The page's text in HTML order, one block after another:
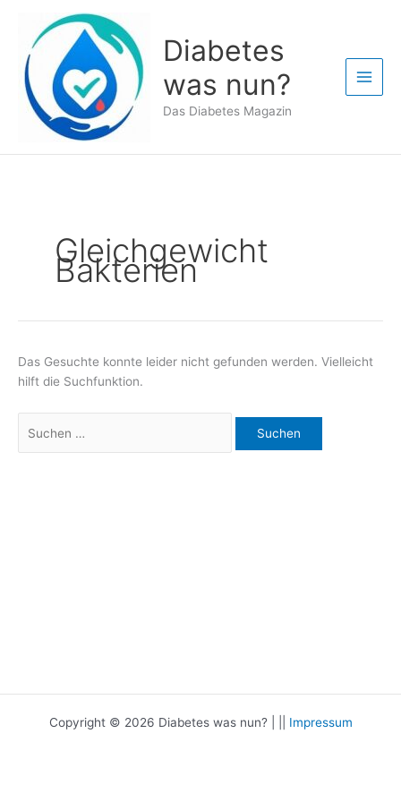
springen
Diabetes
was nun?
Das Diabetes Magazin
Gleichgewicht
Bakterien
Das Gesuchte konnte leider nicht gefunden werden. Vielleicht
hilft die Suchfunktion.
nach:
Copyright © 2026 Diabetes was nun? | || Impressum